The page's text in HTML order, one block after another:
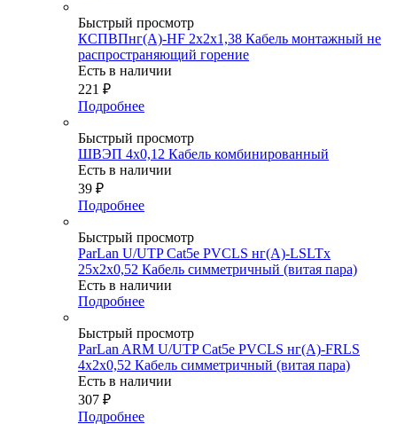
Быстрый просмотр
КСПВПнг(А)-HF 2х2х1,38 Кабель монтажный не
распространяющий горение
Есть в наличии
221 ₽
Подробнее
Быстрый просмотр
ШВЭП 4х0,12 Кабель комбинированный
Есть в наличии
39 ₽
Подробнее
Быстрый просмотр
ParLan U/UTP Cat5e PVCLS нг(А)-LSLTx
25х2х0,52 Кабель симметричный (витая пара)
Есть в наличии
Подробнее
Быстрый просмотр
ParLan ARM U/UTP Cat5e PVCLS нг(А)-FRLS
4х2x0,52 Кабель симметричный (витая пара)
Есть в наличии
307 ₽
Подробнее